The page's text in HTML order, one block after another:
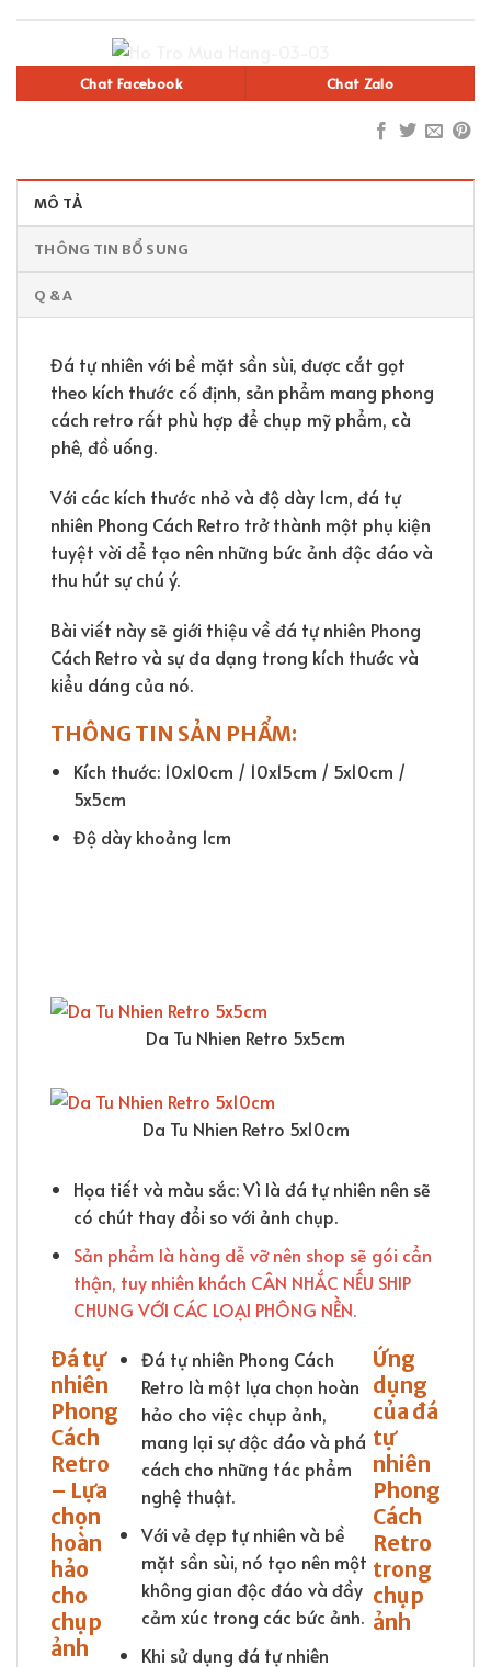
Chat Facebook Chat Zalo
MÔ TẢ
THÔNG TIN BỔ SUNG
Q & A
Đá tự nhiên với bề mặt sần sùi, được cắt gọt
theo kích thước cố định, sản phẩm mang phong
cách retro rất phù hợp để chụp mỹ phẩm, cà
phê, đồ uống.
Với các kích thước nhỏ và độ dày 1cm, đá tự
nhiên Phong Cách Retro trở thành một phụ kiện
tuyệt vời để tạo nên những bức ảnh độc đáo và
thu hút sự chú ý.
Bài viết này sẽ giới thiệu về đá tự nhiên Phong
Cách Retro và sự đa dạng trong kích thước và
kiểu dáng của nó.
THÔNG TIN SẢN PHẨM:
Kích thước: 10x10cm / 10x15cm / 5x10cm /
5x5cm
Độ dày khoảng 1cm
Da Tu Nhien Retro 5x5cm
Da Tu Nhien Retro 5x10cm
Họa tiết và màu sắc: Vì là đá tự nhiên nên sẽ
có chút thay đổi so với ảnh chụp.
Sản phẩm là hàng dễ vỡ nên shop sẽ gói cẩn
thận, tuy nhiên khách CÂN NHẮC NẾU SHIP
CHUNG VỚI CÁC LOẠI PHÔNG NỀN.
Đá tự
nhiên
Phong
Cách
Retro
– Lựa
chọn
hoàn
hảo
cho
chụp
ảnh
Đá tự nhiên Phong Cách
Retro là một lựa chọn hoàn
hảo cho việc chụp ảnh,
mang lại sự độc đáo và phá
cách cho những tác phẩm
nghệ thuật.
Với vẻ đẹp tự nhiên và bề
mặt sần sùi, nó tạo nên một
không gian độc đáo và đầy
cảm xúc trong các bức ảnh.
Khi sử dụng đá tự nhiên
Ứng
dụng
của đá
tự
nhiên
Phong
Cách
Retro
trong
chụp
ảnh